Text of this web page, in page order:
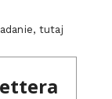
tutaj